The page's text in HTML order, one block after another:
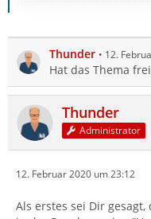
Thunder 12.
Hat das Thema
Thunder
Administrator
12. Februar 2020 um 23:12
Als erstes sei Dir